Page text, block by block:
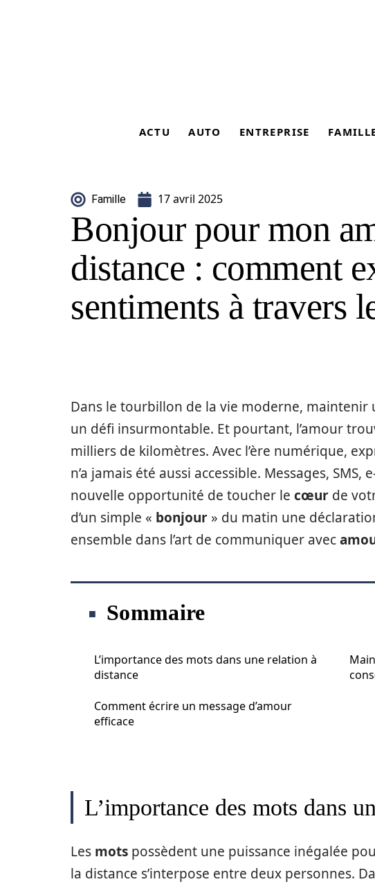
ACTU AUTO ENTREPRISE
Famille 17 avril 2025
Bonjour pour mon
distance : comment
sentiments à travers
Dans le tourbillon de la vie moderne,
un défi insurmontable. Et pourtant, l’amour
milliers de kilomètres. Avec l’ère numérique,
n’a jamais été aussi accessible. Messages,
nouvelle opportunité de toucher le cœur de
d’un simple « bonjour » du matin une
ensemble dans l’art de communiquer avec
Sommaire
L’importance des mots dans une relation à
distance
Comment écrire un message d’amour
efficace
L’importance des mots dans
Les mots possèdent une puissance inégalée
la distance s’interpose entre deux personnes.